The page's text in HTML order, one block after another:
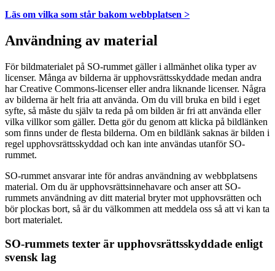
Läs om vilka som står bakom webbplatsen >
Användning av material
För bildmaterialet på SO-rummet gäller i allmänhet olika typer av
licenser. Många av bilderna är upphovsrättsskyddade medan andra
har Creative Commons-licenser eller andra liknande licenser. Några
av bilderna är helt fria att använda. Om du vill bruka en bild i eget
syfte, så måste du själv ta reda på om bilden är fri att använda eller
vilka villkor som gäller. Detta gör du genom att klicka på bildlänken
som finns under de flesta bilderna. Om en bildlänk saknas är bilden i
regel upphovsrättsskyddad och kan inte användas utanför SO-
rummet.
SO-rummet ansvarar inte för andras användning av webbplatsens
material. Om du är upphovsrättsinnehavare och anser att SO-
rummets användning av ditt material bryter mot upphovsrätten och
bör plockas bort, så är du välkommen att meddela oss så att vi kan ta
bort materialet.
SO-rummets texter är upphovsrättsskyddade enligt
svensk lag